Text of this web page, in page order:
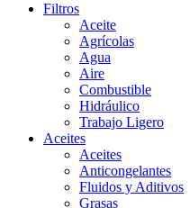
Filtros
Aceite
Agrícolas
Agua
Aire
Combustible
Hidráulico
Trabajo Ligero
Aceites
Aceites
Anticongelantes
Fluidos y Aditivos
Grasas